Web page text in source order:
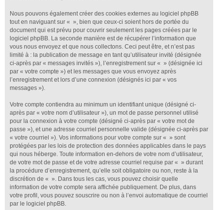
Nous pouvons également créer des cookies externes au logiciel phpBB
tout en naviguant sur « », bien que ceux-ci soient hors de portée du
document qui est prévu pour couvrir seulement les pages créées par le
logiciel phpBB. La seconde manière est de récupérer l’information que
vous nous envoyez et que nous collectons. Ceci peut être, et n’est pas
limité à : la publication de message en tant qu’utilisateur invité (désignée
ci-après par « messages invités »), l’enregistrement sur « » (désignée ici
par « votre compte ») et les messages que vous envoyez après
l’enregistrement et lors d’une connexion (désignés ici par « vos
messages »).
Votre compte contiendra au minimum un identifiant unique (désigné ci-
après par « votre nom d’utilisateur »), un mot de passe personnel utilisé
pour la connexion à votre compte (désigné ci-après par « votre mot de
passe »), et une adresse courriel personnelle valide (désignée ci-après par
« votre courriel »). Vos informations pour votre compte sur « » sont
protégées par les lois de protection des données applicables dans le pays
qui nous héberge. Toute information en-dehors de votre nom d’utilisateur,
de votre mot de passe et de votre adresse courriel requise par « » durant
la procédure d’enregistrement, qu’elle soit obligatoire ou non, reste à la
discrétion de « ». Dans tous les cas, vous pouvez choisir quelle
information de votre compte sera affichée publiquement. De plus, dans
votre profil, vous pouvez souscrire ou non à l’envoi automatique de courriel
par le logiciel phpBB.